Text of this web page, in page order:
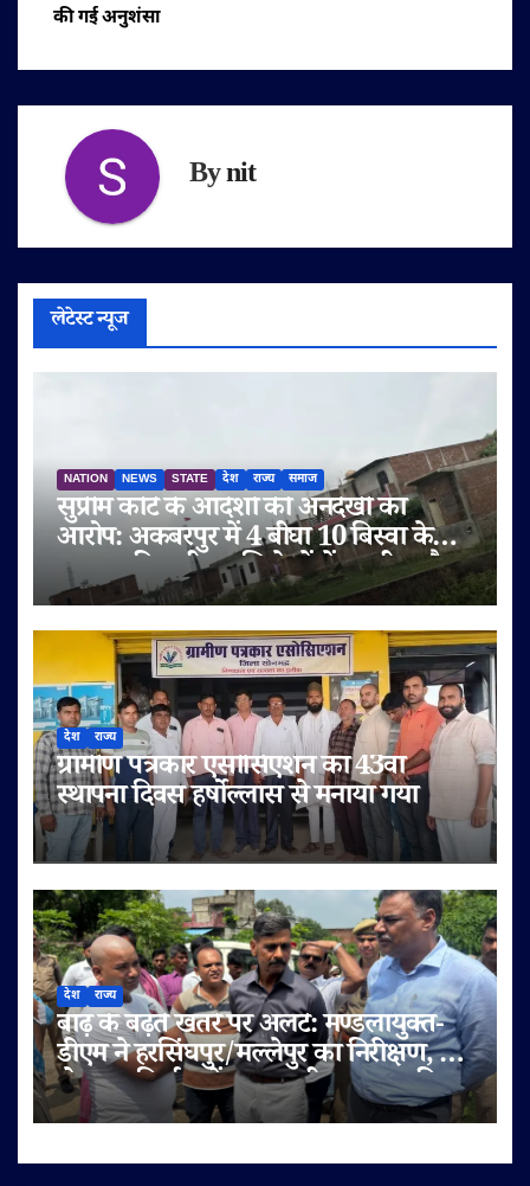
की गई अनुशंसा
Bynit
लेटेस्ट न्यूज
NATION NEWS STATE देश राज्य समाज
सुप्रीम कोर्ट के आदेशों की अनदेखी का
आरोप: अकबरपुर में 4 बीघा 10 बिस्वा के
तालाब की जमीन अभिलेखों में बदली, अवैध
प्लॉटिंग का भी दावा
देश राज्य
ग्रामीण पत्रकार एसोसिएशन का 43वां
स्थापना दिवस हर्षोल्लास से मनाया गया
देश राज्य
बाढ़ के बढ़ते खतरे पर अलर्ट: मण्डलायुक्त-
डीएम ने हरसिंघपुर/मल्लेपुर का निरीक्षण, 6
लेन पुल निर्माण में लापरवाही पर FIR की
चेतावनी